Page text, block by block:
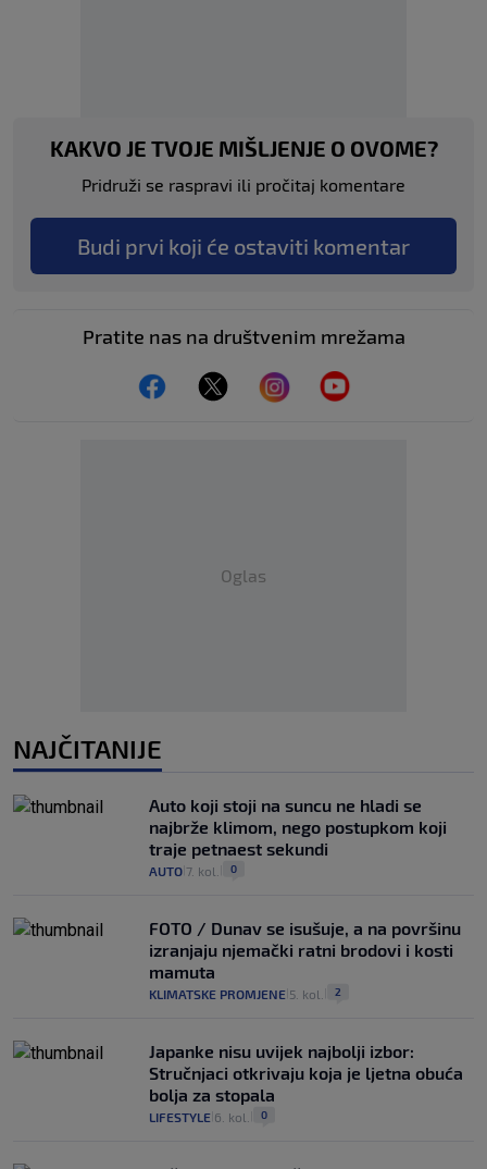
KAKVO JE TVOJE MIŠLJENJE O OVOME?
Pridruži se raspravi ili pročitaj komentare
Budi prvi koji će ostaviti komentar
Pratite nas na društvenim mrežama
Oglas
NAJČITANIJE
Auto koji stoji na suncu ne hladi se
najbrže klimom, nego postupkom koji
traje petnaest sekundi
AUTO 7. kol. 0
FOTO / Dunav se isušuje, a na površinu
izranjaju njemački ratni brodovi i kosti
mamuta
KLIMATSKE PROMJENE 5. kol. 2
Japanke nisu uvijek najbolji izbor:
Stručnjaci otkrivaju koja je ljetna obuća
bolja za stopala
LIFESTYLE 6. kol. 0